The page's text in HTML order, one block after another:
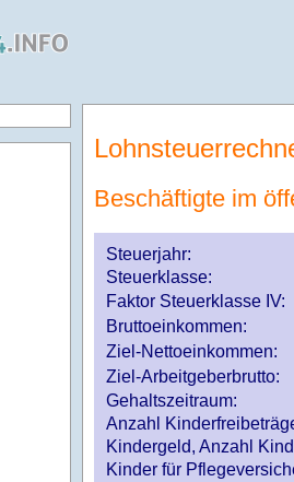
Beschäftigte im
Steuerjahr:
Steuerklasse:
Faktor Steuerklasse IV:
Bruttoeinkommen:
Ziel-Nettoeinkommen:
Ziel-Arbeitgeberbrutto:
Gehaltszeitraum:
Anzahl
Kindergeld, Anzahl
Kinder für